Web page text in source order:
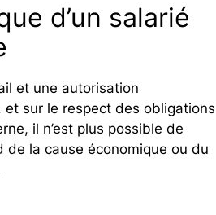
d’un salarié
et une autorisation
sur le respect des obligations
il n’est plus possible de
la cause économique ou du